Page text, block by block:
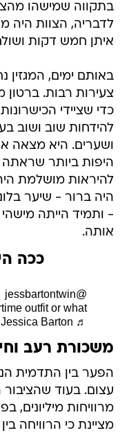
בתקווה שמישהו
לדבריה, הצוות היה
איתן חמש דקות
באותם ימים,
צעירות רבות.
כדי שציידי
להידחות שוב ושוב
ושערים. היא מצאה
היפות ביותר
להיראות מושלמת
היה ברור - שיער
- ותמיד הייתה
אותה.
ככה
@jessbartontwin
outfit or what?
♬ original sound - Jessica Barton
משכורת רעב
הפער בין התדמית
עצום. בעוד שהציבור
מרוויחות מיליונים,